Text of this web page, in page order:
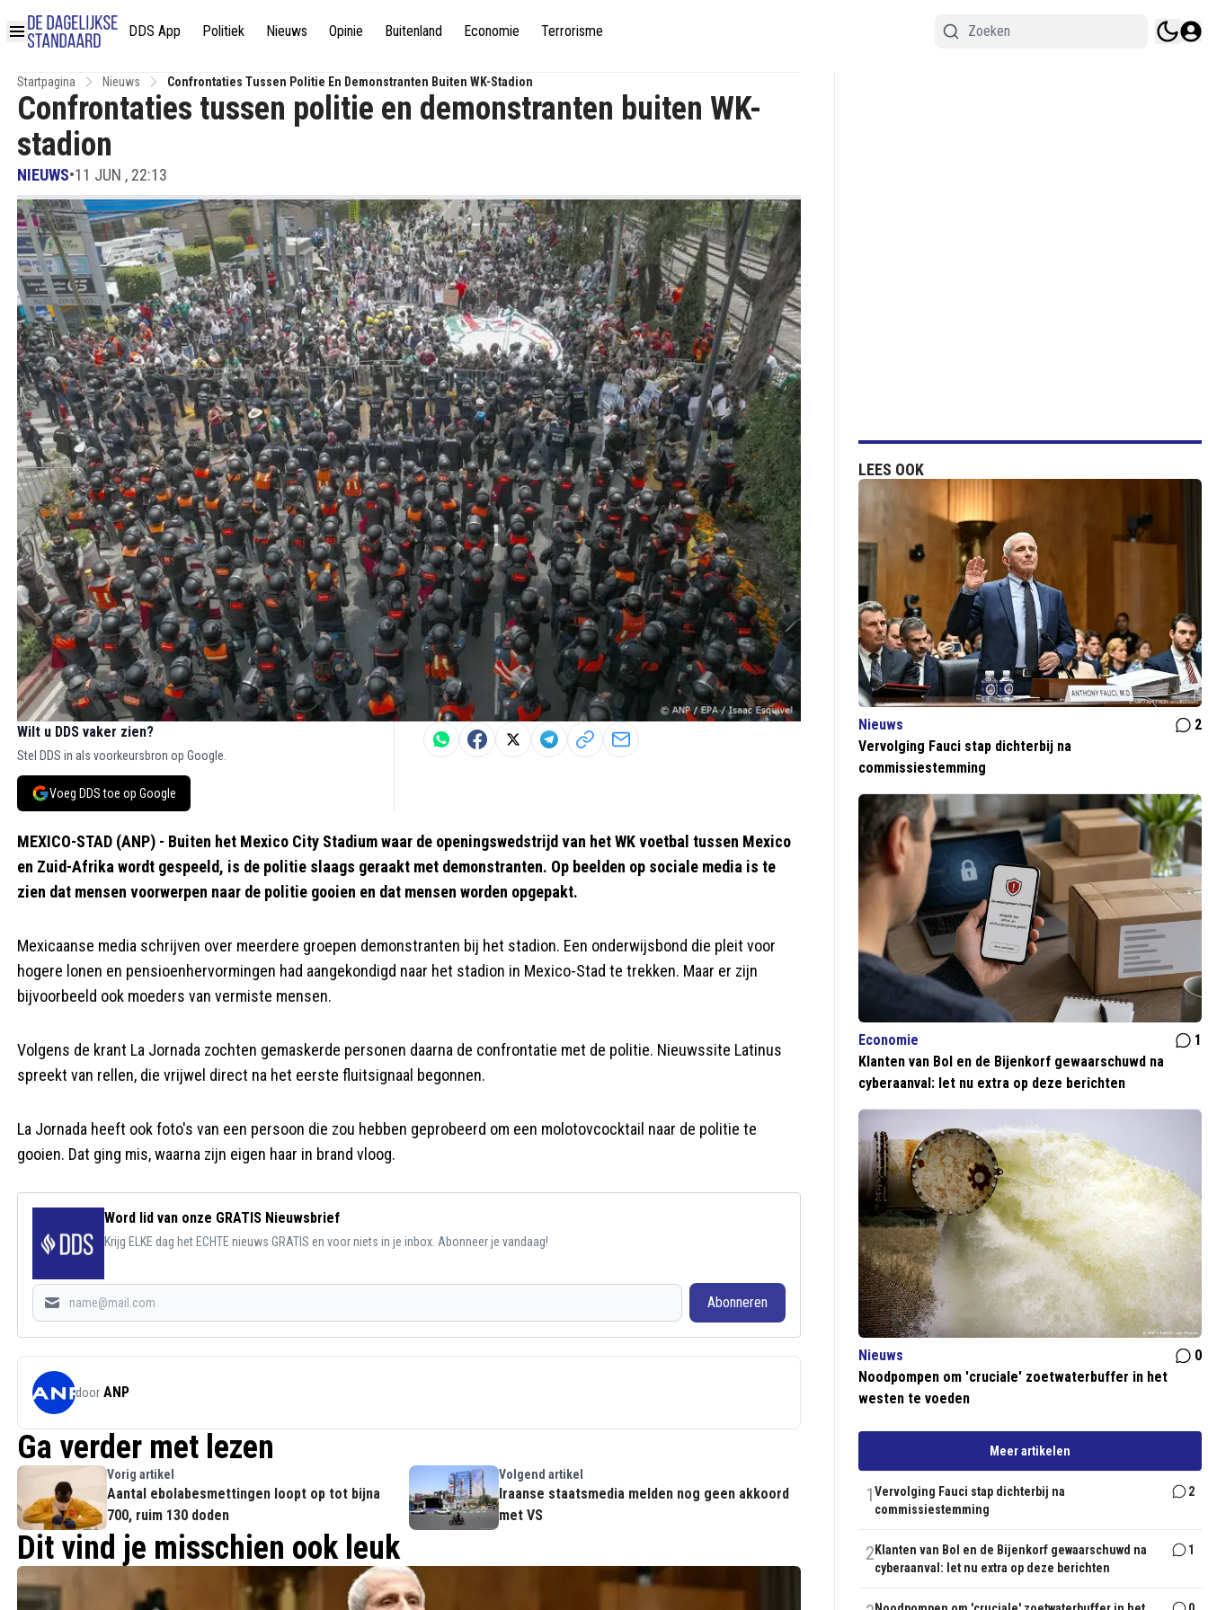
DDS App Politiek Nieuws Opinie Buitenland Economie Terrorisme
Startpagina Nieuws Confrontaties Tussen Politie En Demonstranten Buiten WK-Stadion
Confrontaties tussen politie en demonstranten buiten WK-
stadion
NIEUWS•11 JUN , 22:13
Wilt u DDS vaker zien?
Stel DDS in als voorkeursbron op Google.
Voeg DDS toe op Google
MEXICO-STAD (ANP) - Buiten het Mexico City Stadium waar de openingswedstrijd van het WK voetbal tussen Mexico
en Zuid-Afrika wordt gespeeld, is de politie slaags geraakt met demonstranten. Op beelden op sociale media is te
zien dat mensen voorwerpen naar de politie gooien en dat mensen worden opgepakt.
Mexicaanse media schrijven over meerdere groepen demonstranten bij het stadion. Een onderwijsbond die pleit voor
hogere lonen en pensioenhervormingen had aangekondigd naar het stadion in Mexico-Stad te trekken. Maar er zijn
bijvoorbeeld ook moeders van vermiste mensen.
Volgens de krant La Jornada zochten gemaskerde personen daarna de confrontatie met de politie. Nieuwssite Latinus
spreekt van rellen, die vrijwel direct na het eerste fluitsignaal begonnen.
La Jornada heeft ook foto's van een persoon die zou hebben geprobeerd om een molotovcocktail naar de politie te
gooien. Dat ging mis, waarna zijn eigen haar in brand vloog.
Word lid van onze GRATIS Nieuwsbrief
Krijg ELKE dag het ECHTE nieuws GRATIS en voor niets in je inbox. Abonneer je vandaag!
Abonneren
door ANP
Ga verder met lezen
Vorig artikel
Aantal ebolabesmettingen loopt op tot bijna
700, ruim 130 doden
Volgend artikel
Iraanse staatsmedia melden nog geen akkoord
met VS
Dit vind je misschien ook leuk
LEES OOK
Nieuws
2
Vervolging Fauci stap dichterbij na
commissiestemming
Economie
1
Klanten van Bol en de Bijenkorf gewaarschuwd na
cyberaanval: let nu extra op deze berichten
Nieuws
0
Noodpompen om 'cruciale' zoetwaterbuffer in het
westen te voeden
Meer artikelen
1Vervolging Fauci stap dichterbij na
commissiestemming
2
2 Klanten van Bol en de Bijenkorf gewaarschuwd na
cyberaanval: let nu extra op deze berichten
1